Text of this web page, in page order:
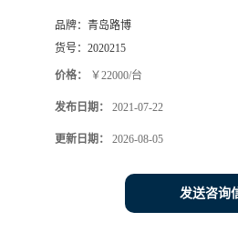
品牌： 青岛路博
货号： 2020215
价格： ￥22000/台
发布日期： 2021-07-22
更新日期： 2026-08-05
发送咨询